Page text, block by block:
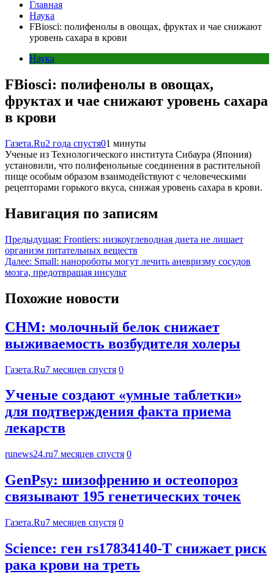
Главная
Наука
FBiosci: полифенолы в овощах, фруктах и чае снижают
уровень сахара в крови
Наука
FBiosci: полифенолы в овощах,
фруктах и чае снижают уровень сахара
в крови
Газета.Ru2 года спустя01 минуты
Ученые из Технологического института Сибаура (Япония)
установили, что полифенольные соединения в растительной
пище особым образом взаимодействуют с человеческими
рецепторами горького вкуса, снижая уровень сахара в крови.
Навигация по записям
Предыдущая: Frontiers: низкоуглеводная диета не лишает
организм питательных веществ
Далее: Small: нанороботы могут лечить аневризму сосудов
мозга, предотвращая инсульт
Похожие новости
CHM: молочный белок снижает
выживаемость возбудителя холеры
Газета.Ru7 месяцев спустя 0
Ученые создают «умные таблетки»
для подтверждения факта приема
лекарств
runews24.ru7 месяцев спустя 0
GenPsy: шизофрению и остеопороз
связывают 195 генетических точек
Газета.Ru7 месяцев спустя 0
Science: ген rs17834140-T снижает риск
рака крови на треть